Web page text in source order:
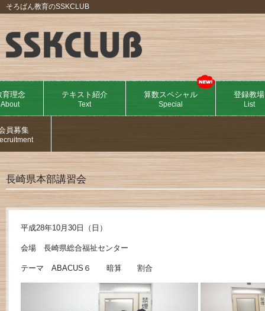
そろばん教育のSSKCLUB
育理念
About
テキスト紹介
Text
算数スペシャル
Special
登録教場
List
員募集
長崎県本部講習会
平成28年10月30日（日）
会場 長崎県総合福祉センター
テーマ ABACUS６ 暗算 割合